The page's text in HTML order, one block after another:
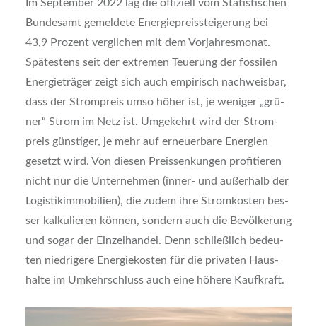
Im Sep­tem­ber 2022 lag die offi­zi­ell vom Sta­tis­ti­schen
Bun­des­amt gemel­de­te Ener­gie­preis­stei­ge­rung bei
43,9 Pro­zent ver­gli­chen mit dem Vor­jah­res­mo­nat.
Spä­tes­tens seit der extre­men Teue­rung der fos­si­len
Ener­gie­trä­ger zeigt sich auch empi­risch nach­weis­bar,
dass der Strom­preis umso höher ist, je weni­ger „grü­
ner“ Strom im Netz ist. Umge­kehrt wird der Strom­
preis güns­ti­ger, je mehr auf erneu­er­ba­re Ener­gien
gesetzt wird. Von die­sen Preis­sen­kun­gen pro­fi­tie­ren
nicht nur die Unter­neh­men (inner- und außer­halb der
Logis­tik­im­mo­bi­li­en), die zudem ihre Strom­kos­ten bes­
ser kal­ku­lie­ren kön­nen, son­dern auch die Bevöl­ke­rung
und sogar der Ein­zel­han­del. Denn schließ­lich bedeu­
ten nied­ri­ge­re Ener­gie­kos­ten für die pri­va­ten Haus­
hal­te im Umkehr­schluss auch eine höhe­re Kauf­kraft.